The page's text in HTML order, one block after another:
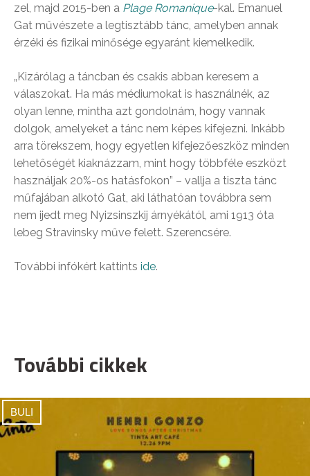
zel, majd 2015-ben a Plage Romanique-kal. Emanuel
Gat művészete a legtisztább tánc, amelyben annak
érzéki és fizikai minősége egyaránt kiemelkedik.
„Kizárólag a táncban és csakis abban keresem a
válaszokat. Ha más médiumokat is használnék, az
olyan lenne, mintha azt gondolnám, hogy vannak
dolgok, amelyeket a tánc nem képes kifejezni. Inkább
arra törekszem, hogy egyetlen kifejezőeszköz minden
lehetőségét kiaknázzam, mint hogy többféle eszközt
használjak 20%-os hatásfokon” – vallja a tiszta tánc
műfajában alkotó Gat, aki láthatóan továbbra sem
nem ijedt meg Nyizsinszkij árnyékától, ami 1913 óta
lebeg Stravinsky műve felett. Szerencsére.
További infókért kattints ide.
További cikkek
BULI